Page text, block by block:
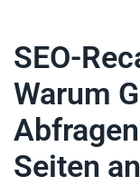
SEO-
Warum
Seiten